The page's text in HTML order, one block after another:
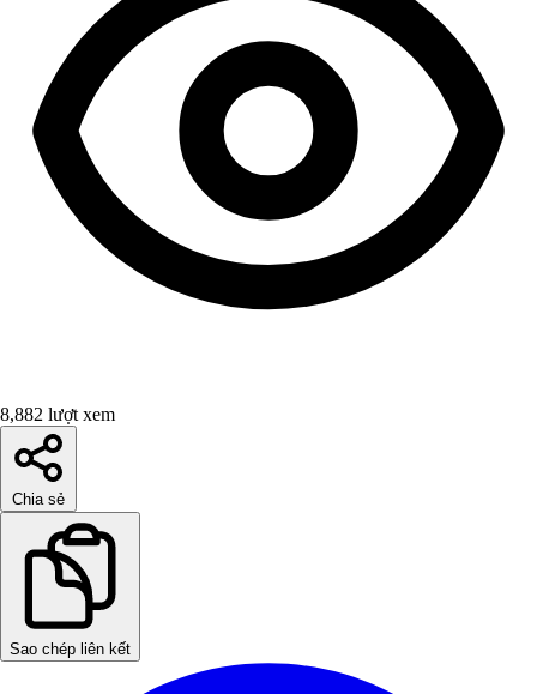
8,882 lượt xem
Chia sẻ
Sao chép liên kết